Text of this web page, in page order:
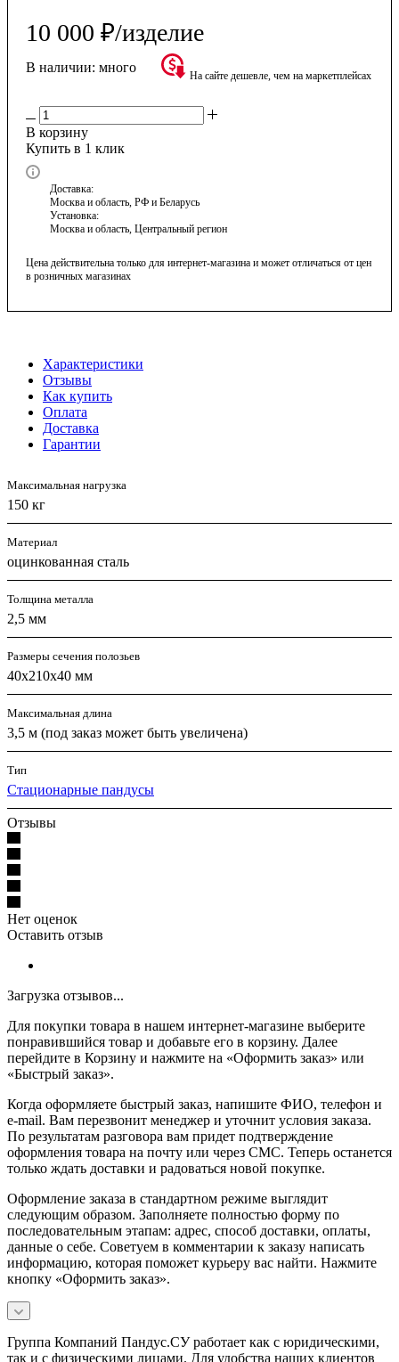
10 000 ₽/изделие
В наличии: много
На сайте дешевле, чем на маркетплейсах
В корзину
Купить в 1 клик
Доставка:
Москва и область, РФ и Беларусь
Установка:
Москва и область, Центральный регион
Цена действительна только для интернет-магазина и может отличаться от цен
в розничных магазинах
Характеристики
Отзывы
Как купить
Оплата
Доставка
Гарантии
Максимальная нагрузка
150 кг
Материал
оцинкованная сталь
Толщина металла
2,5 мм
Размеры сечения полозьев
40х210х40 мм
Максимальная длина
3,5 м (под заказ может быть увеличена)
Тип
Стационарные пандусы
Отзывы
Нет оценок
Оставить отзыв
Загрузка отзывов...
Для покупки товара в нашем интернет-магазине выберите
понравившийся товар и добавьте его в корзину. Далее
перейдите в Корзину и нажмите на «Оформить заказ» или
«Быстрый заказ».
Когда оформляете быстрый заказ, напишите ФИО, телефон и
e-mail. Вам перезвонит менеджер и уточнит условия заказа.
По результатам разговора вам придет подтверждение
оформления товара на почту или через СМС. Теперь останется
только ждать доставки и радоваться новой покупке.
Оформление заказа в стандартном режиме выглядит
следующим образом. Заполняете полностью форму по
последовательным этапам: адрес, способ доставки, оплаты,
данные о себе. Советуем в комментарии к заказу написать
информацию, которая поможет курьеру вас найти. Нажмите
кнопку «Оформить заказ».
Группа Компаний Пандус.СУ работает как с юридическими,
так и с физическими лицами. Для удобства наших клиентов